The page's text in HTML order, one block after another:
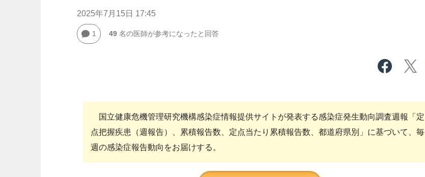
2025年7月15日 17:45
1 49名の医師が参考になったと回答
国立健康危機管理研究機構感染症情報提供サイトが発表する感染症発生動向調査週報「定
点把握疾患（週報告）、累積報告数、定点当たり累積報告数、都道府県別」に基づいて、毎
週の感染症報告動向をお届けする。